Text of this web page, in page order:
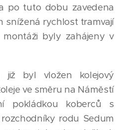
po tuto dobu zavedena
snížená rychlost tramvají
byly zahájeny v
již byl vložen kolejový
ve směru na Náměstí
pokládkou koberců s
rodu Sedum